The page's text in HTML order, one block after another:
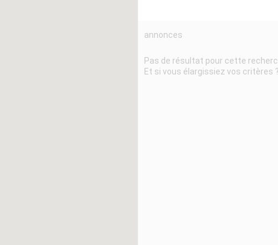
annonces
Pas de résultat pour cette
Et si vous élargissiez vos critères ?